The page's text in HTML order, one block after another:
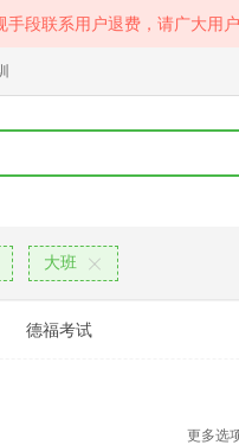
段联系用户退费，请广大用
大班
德福考试
更多选